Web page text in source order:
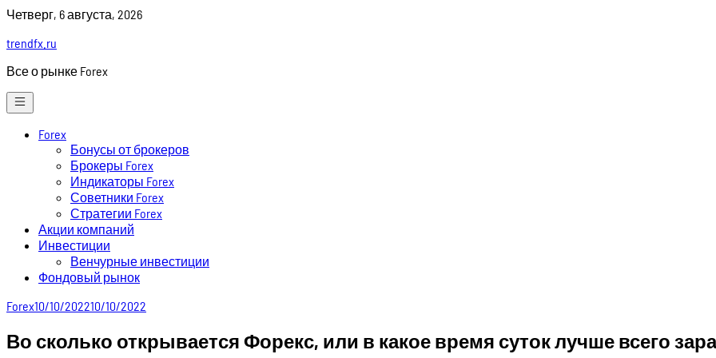
Skip
content
Четверг, 6 августа, 2026
trendfx.ru
Все о рынке Forex
Forex
Бонусы от брокеров
Брокеры Forex
Индикаторы Forex
Советники Forex
Стратегии Forex
Акции компаний
Инвестиции
Венчурные инвестиции
Фондовый рынок
Forex10/10/202210/10/2022
Во сколько открывается Форекс, или в какое время суток лучше всего